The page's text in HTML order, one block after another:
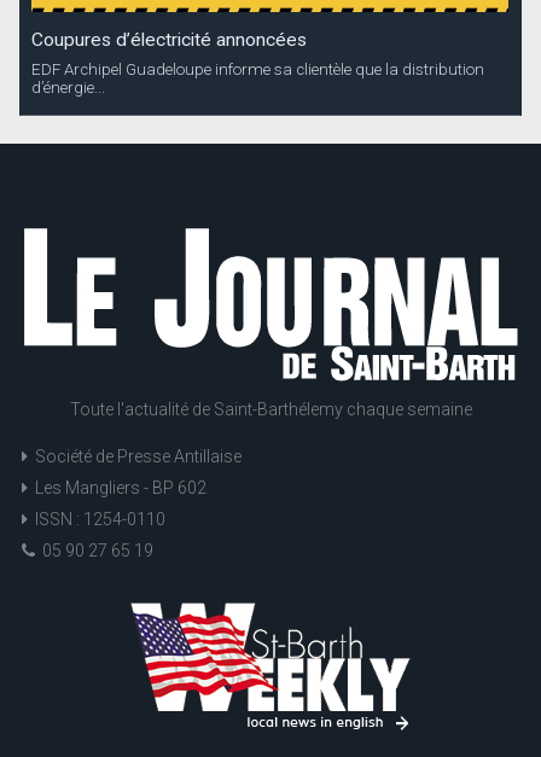
Coupures d’électricité annoncées
EDF Archipel Guadeloupe informe sa clientèle que la distribution
d’énergie...
Toute l'actualité de Saint-Barthélemy chaque semaine
Société de Presse Antillaise
Les Mangliers - BP 602
ISSN : 1254-0110
05 90 27 65 19